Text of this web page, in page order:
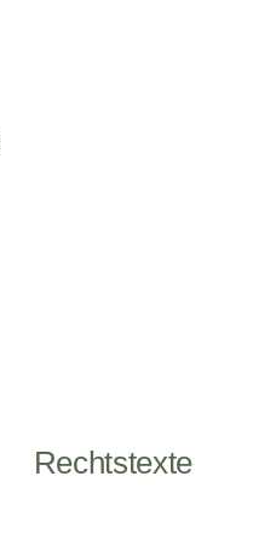
Rechtstexte